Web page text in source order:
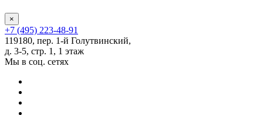
×
+7 (495) 223-48-91
119180, пер. 1-й Голутвинский,
д. 3-5, стр. 1, 1 этаж
Мы в соц. сетях